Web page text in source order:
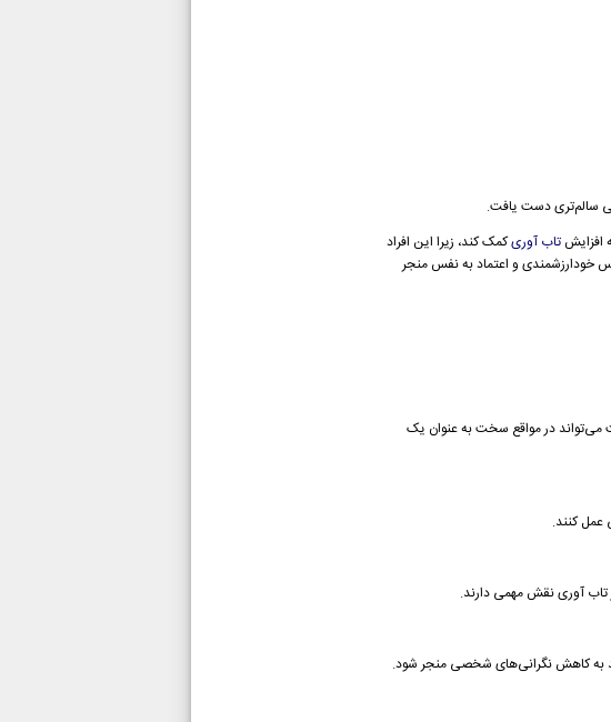
سالم‌تری دست یافت.
افزایش تاب آوریکمک کند، زیرا این افراد
خودارزشمندی و اعتماد به نفس منجر
می‌تواند در مواقع سخت به عنوان یک
عمل کنند.
تاب آوری نقش مهمی دارند.
به کاهش نگرانی‌های شخصی منجر شود.